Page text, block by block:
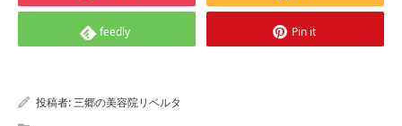
feedly Pin it
投稿者:三郷の美容院リベルタ